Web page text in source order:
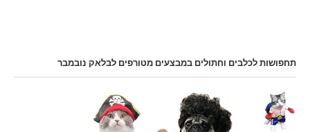
תחפושות לכלבים וחתולים במבצעים מטורפים לבלאק נובמבר